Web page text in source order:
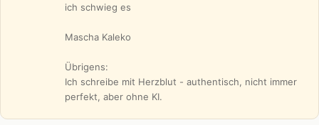
ich schwieg es
Mascha Kaleko
Übrigens:
Ich schreibe mit Herzblut - authentisch, nicht immer
perfekt, aber ohne KI.